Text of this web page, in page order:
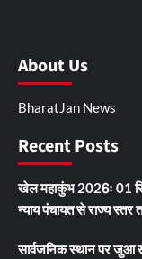
About Us
BharatJan News
Recent Posts
खेल महाकुंभ 2026ः 01
न्याय पंचायत से राज्य स्तर
सार्वजनिक स्थान पर जुआ